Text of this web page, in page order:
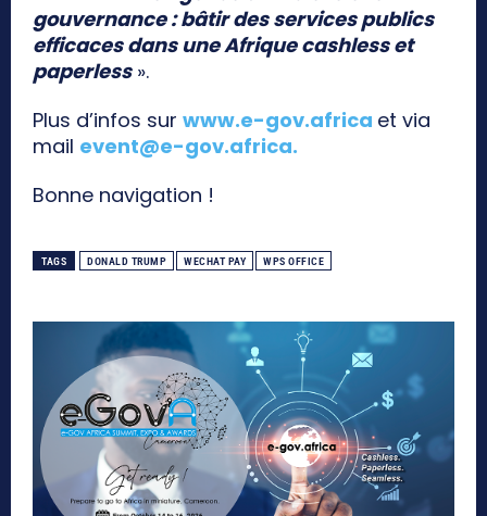
gouvernance : bâtir des services publics
efficaces dans une Afrique cashless et
paperless».
Plus d’infos sur www.e-gov.africa et via
mail event@e-gov.africa.
Bonne navigation !
TAGS DONALD TRUMP WECHAT PAY WPS OFFICE